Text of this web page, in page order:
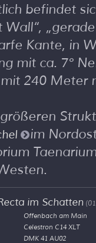
befindet
Wall ,
Kante, in
mit ca. 7°
240 Meter
im
im Schatten
Offenbach am Main
Celestron C14 XLT
DMK 41 AU02